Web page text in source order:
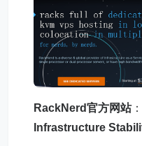
RackNerd官方网站：
Infrastructure